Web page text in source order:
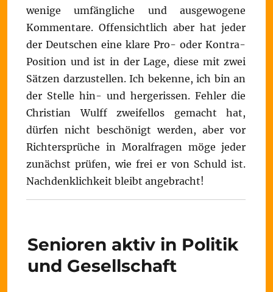
wenige umfängliche und ausgewogene
Kommentare. Offensichtlich aber hat jeder
der Deutschen eine klare Pro- oder Kontra-
Position und ist in der Lage, diese mit zwei
Sätzen darzustellen. Ich bekenne, ich bin an
der Stelle hin- und hergerissen. Fehler die
Christian Wulff zweifellos gemacht hat,
dürfen nicht beschönigt werden, aber vor
Richtersprüche in Moralfragen möge jeder
zunächst prüfen, wie frei er von Schuld ist.
Nachdenklichkeit bleibt angebracht!
Senioren aktiv in Politik
und Gesellschaft